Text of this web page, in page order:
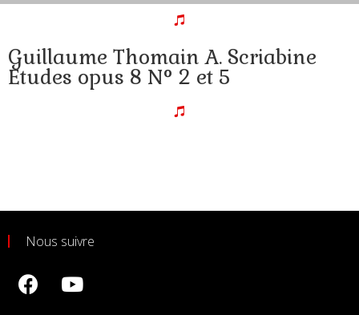
Guillaume Thomain A. Scriabine
Etudes opus 8 N° 2 et 5
Nous suivre